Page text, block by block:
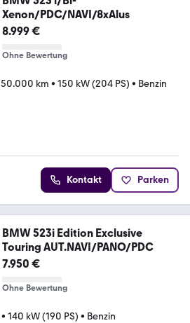
Xenon/PDC/NAVI/8xAlus
8.999 €
Ohne Bewertung
km • 150 kW (204 PS) • Benzin
Kontakt Parken
BMW 523i Edition Exclusive
Touring AUT.NAVI/PANO/PDC
7.950 €
Ohne Bewertung
• 140 kW (190 PS) • Benzin